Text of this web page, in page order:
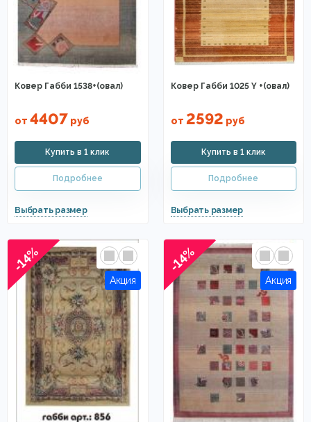
Ковер Габби 1538+(овал)
от 4407 руб
Ковер Габби 1025 Y +(овал)
от 2592 руб
-14% -14%